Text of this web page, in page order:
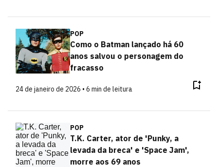
POP
Como o Batman lançado há 60
anos salvou o personagem do
fracasso
24 de janeiro de 2026 • 6 min de leitura
POP
T.K. Carter, ator de 'Punky, a
levada da breca' e 'Space Jam',
morre aos 69 anos